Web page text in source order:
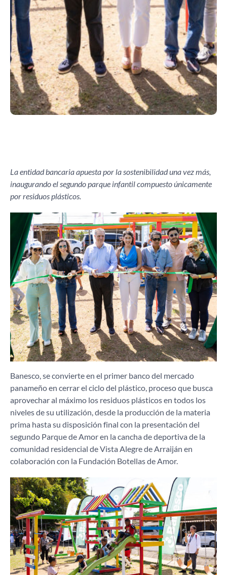
La entidad bancaria apuesta por la sostenibilidad una vez más,
inaugurando el segundo parque infantil compuesto únicamente
por residuos plásticos.
Banesco, se convierte en el primer banco del mercado
panameño en cerrar el ciclo del plástico, proceso que busca
aprovechar al máximo los residuos plásticos en todos los
niveles de su utilización, desde la producción de la materia
prima hasta su disposición final con la presentación del
segundo Parque de Amor en la cancha de deportiva de la
comunidad residencial de Vista Alegre de Arraiján en
colaboración con la Fundación Botellas de Amor.